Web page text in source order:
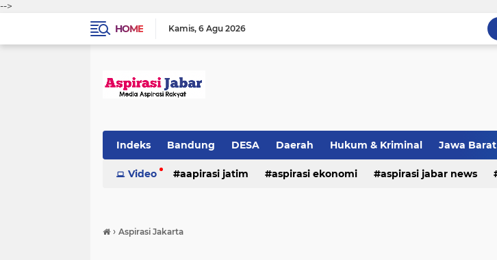
-->
HOME
Kamis 6 Agu 2026
Indeks Bandung DESA Daerah Hukum & Kriminal Jawa Barat
Video aapirasi jatim aspirasi ekonomi aspirasi jabar news
hukum & kriminal
› Aspirasi Jakarta